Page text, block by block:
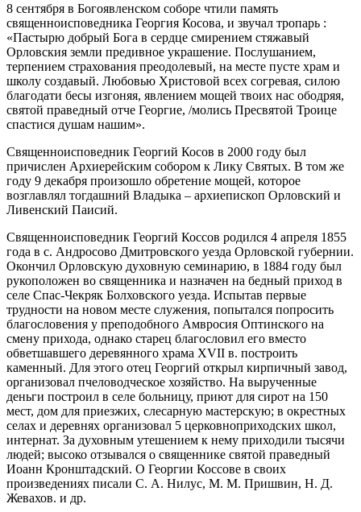
8 сентября в Богоявленском соборе чтили память
священноисповедника Георгия Косова, и звучал тропарь :
«Пастырю добрый Бога в сердце смирением стяжавый
Орловския земли предивное украшение. Послушанием,
терпением страхования преодолевый, на месте пусте храм и
школу создавый. Любовью Христовой всех согревая, силою
благодати бесы изгоняя, явлением мощей твоих нас ободряя,
святой праведный отче Георгие, /молись Пресвятой Троице
спастися душам нашим».
Священноисповедник Георгий Косов в 2000 году был
причислен Архиерейским собором к Лику Святых. В том же
году 9 декабря произошло обретение мощей, которое
возглавлял тогдашний Владыка – архиепископ Орловский и
Ливенский Паисий.
Священноисповедник Георгий Коссов родился 4 апреля 1855
года в с. Андросово Дмитровского уезда Орловской губернии.
Окончил Орловскую духовную семинарию, в 1884 году был
рукоположен во священника и назначен на бедный приход в
селе Спас-Чекряк Болховского уезда. Испытав первые
трудности на новом месте служения, попытался попросить
благословения у преподобного Амвросия Оптинского на
смену прихода, однако старец благословил его вместо
обветшавшего деревянного храма XVII в. построить
каменный. Для этого отец Георгий открыл кирпичный завод,
организовал пчеловодческое хозяйство. На вырученные
деньги построил в селе больницу, приют для сирот на 150
мест, дом для приезжих, слесарную мастерскую; в окрестных
селах и деревнях организовал 5 церковноприходских школ,
интернат. За духовным утешением к нему приходили тысячи
людей; высоко отзывался о священнике святой праведный
Иоанн Кронштадский. О Георгии Коссове в своих
произведениях писали С. А. Нилус, М. М. Пришвин, Н. Д.
Жевахов. и др.